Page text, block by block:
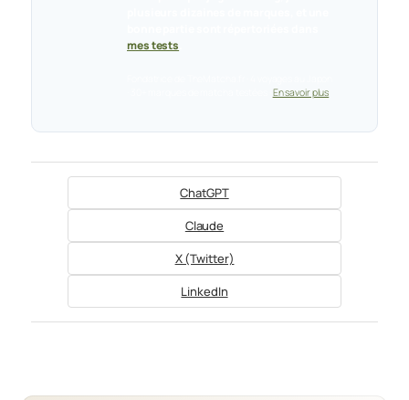
mes tests
En savoir plus
ChatGPT
Claude
X (Twitter)
LinkedIn